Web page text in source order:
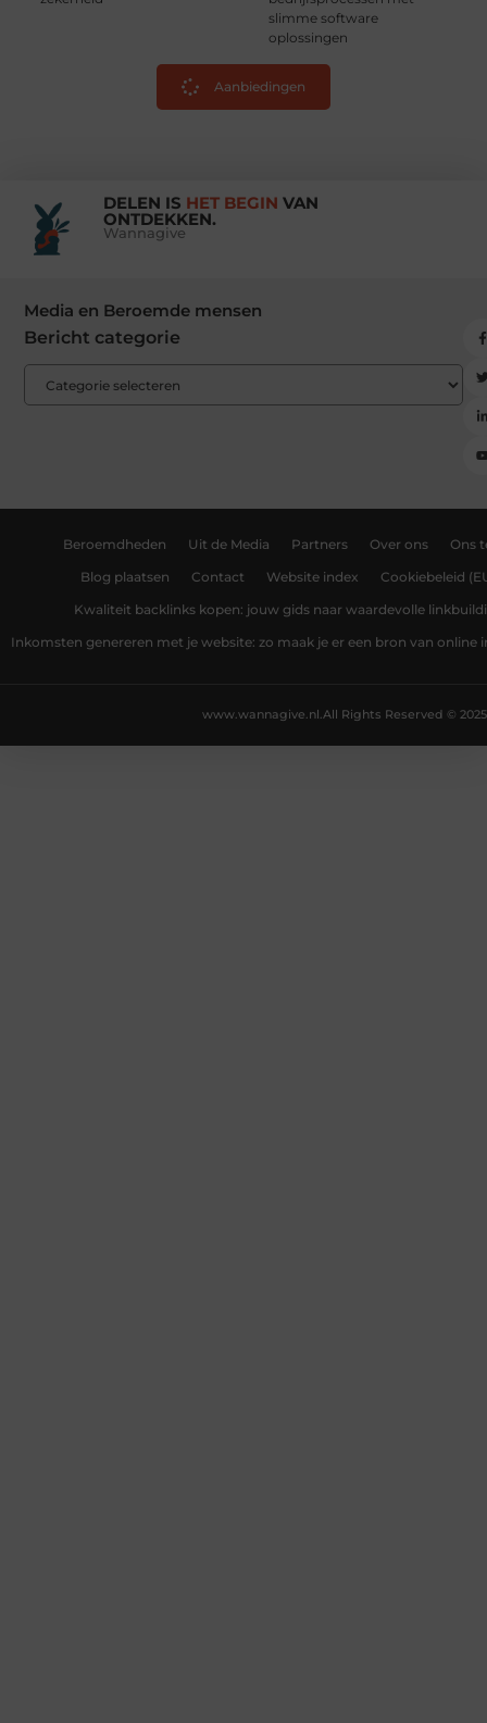
slimme software
oplossingen
Aanbiedingen
DELEN IS HET BEGIN VAN
ONTDEKKEN.
Wannagive
Media en Beroemde mensen
Bericht categorie
Beroemdheden Uit de Media Partners Over ons Ons
Blog plaatsen Contact Website index Cookiebeleid
Kwaliteit backlinks kopen: jouw gids naar waardevolle
Inkomsten genereren met je website: zo maak je er een bron van online
All Rights Reserved © 2025
www.wannagive.nl.